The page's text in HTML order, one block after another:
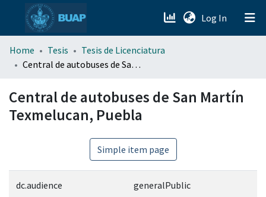
Log In (current)
menu.section.about_menu
Home Tesis
Tesis de Licenciatura
Central de autobuses de San Martín Texmelucan, Puebla
Central de autobuses de San Martín
Texmelucan, Puebla
Simple item page
dc.audience generalPublic